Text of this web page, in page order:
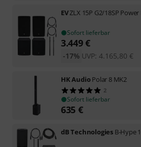
EVZLX 15P G2/18SP
Sofort lieferbar
3.449€
UVP: 4.165,80 €
-17%
HK AudioPolar 8 MK2
2
Sofort lieferbar
635 €
dB Technologies B-Hype